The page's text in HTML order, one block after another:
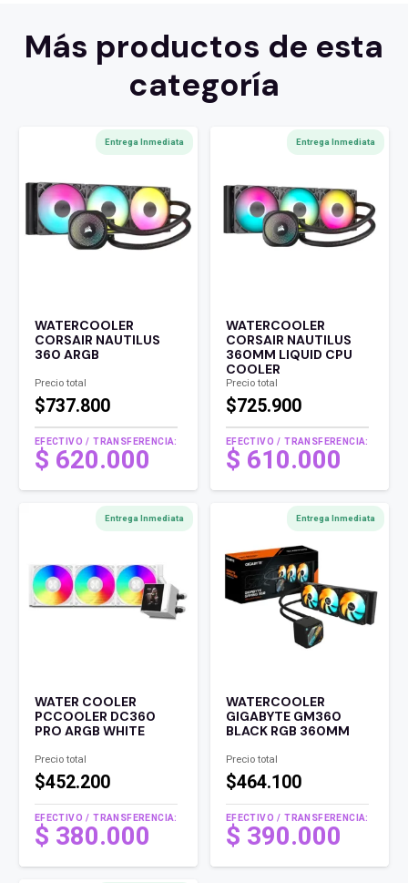
Más productos de esta
categoría
Entrega Inmediata
WATERCOOLER
CORSAIR NAUTILUS
360 ARGB
Precio total
$737.800
EFECTIVO / TRANSFERENCIA:
$ 620.000
Entrega Inmediata
WATERCOOLER
CORSAIR NAUTILUS
360MM LIQUID CPU
COOLER
Precio total
$725.900
EFECTIVO / TRANSFERENCIA:
$ 610.000
Entrega Inmediata
WATER COOLER
PCCOOLER DC360
PRO ARGB WHITE
Precio total
$452.200
EFECTIVO / TRANSFERENCIA:
$ 380.000
Entrega Inmediata
WATERCOOLER
GIGABYTE GM360
BLACK RGB 360MM
Precio total
$464.100
EFECTIVO / TRANSFERENCIA:
$ 390.000